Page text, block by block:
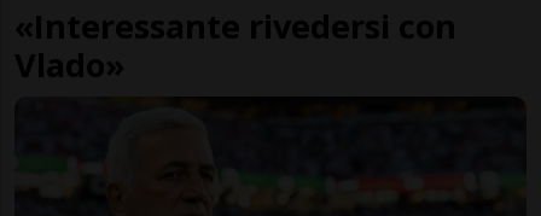
«Interessante rivedersi con
Vlado»